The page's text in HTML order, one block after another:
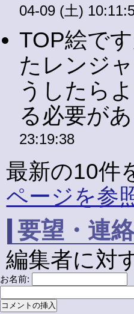
04-09 (土)
TOP絵で
たレンジ
うしたら
る必要が
23:19:38
最新の10件
ページを参
要望・連
編集者に対
お名前: